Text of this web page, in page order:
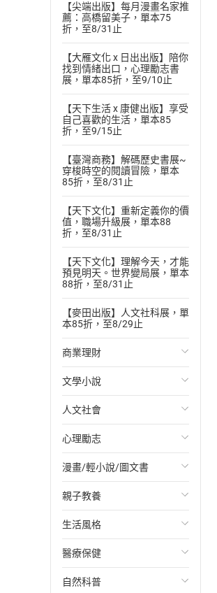
【尖端出版】每月漫畫名家推
薦：高橋留美子，單本75
折，至8/31止
【大雁文化 x 日出出版】陪你
找到情緒出口，心理勵志書
展，單本85折，至9/10止
【天下生活 x 康健出版】享受
自己喜歡的生活，單本85
折，至9/15止
【臺灣商務】解碼歷史書展~
穿梭時空的閱讀冒險，單本
85折，至8/31止
【天下文化】重新定義你的價
值，職場升級展，單本88
折，至8/31止
【天下文化】理解今天，才能
預見明天。世界變局展，單本
88折，至8/31止
【麥田出版】人文社科展，單
本85折，至8/29止
商業理財
投資理財
經濟/趨勢
財務/金融
管理/領導
職場工作術
成功法
行銷/廣告
傳記
文學小說
歐美文學
日本文學
韓國文學
華文文學
經典文學
成長/家庭生活小說
懸疑/推理小說
人文社會
國際關係
政治
社會科學
台灣/中國歷史
日/韓歷史
其他歷史/史學
心理勵志
心靈成長/情緒
人際關係
兩性關係
心理學
漫畫/輕小說/圖文書
輕小說
奇幻/科幻
愛情故事
職場/社會寫實
親子教養
教育現場
兒童文學/故事
兒童科普/學習
生活風格
飲食/食譜
健身/美顏
醫療保健
健康/養生
自然科普